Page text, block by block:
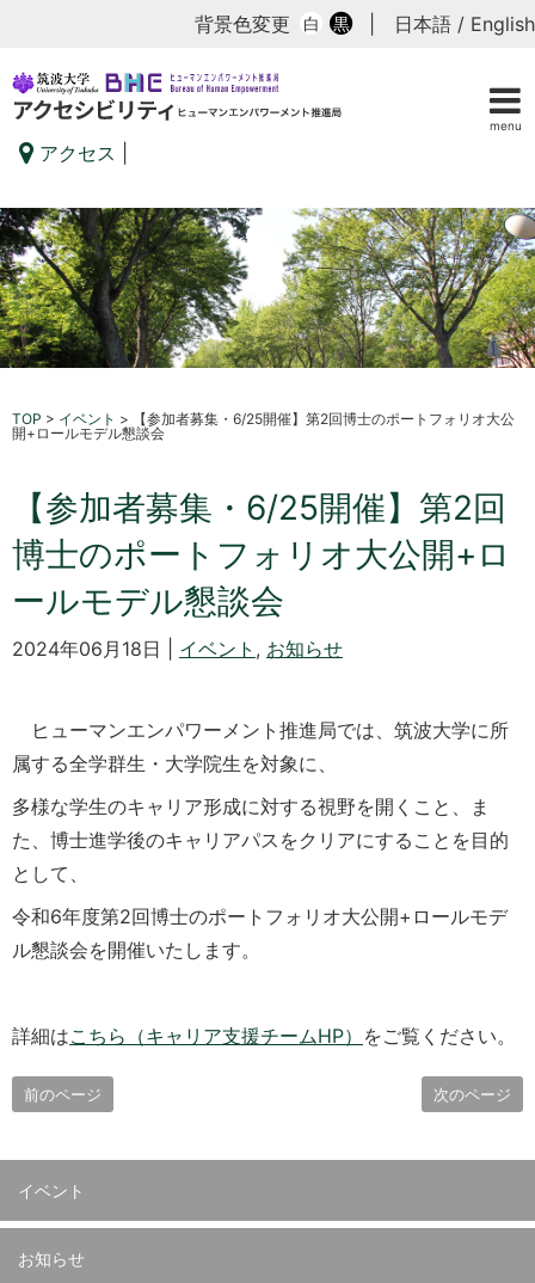
menu
背景色変更 白 黒 日本語 / English
アクセス
TOP > イベント >
【参加者募集・6/25開催】第2回博士のポートフォリオ大公
開+ロールモデル懇談会
【参加者募集・6/25開催】第2回
博士のポートフォリオ大公開+ロ
ールモデル懇談会
2024年06月18日 | イベント , お知らせ
ヒューマンエンパワーメント推進局では、筑波大学に所
属する全学群生・大学院生を対象に、
多様な学生のキャリア形成に対する視野を開くこと、ま
た、博士進学後のキャリアパスをクリアにすることを目的
として、
令和6年度第2回博士のポートフォリオ大公開+ロールモデ
ル懇談会を開催いたします。
詳細はこちら（キャリア支援チームHP） をご覧ください。
前のページ 次のページ
イベント
お知らせ